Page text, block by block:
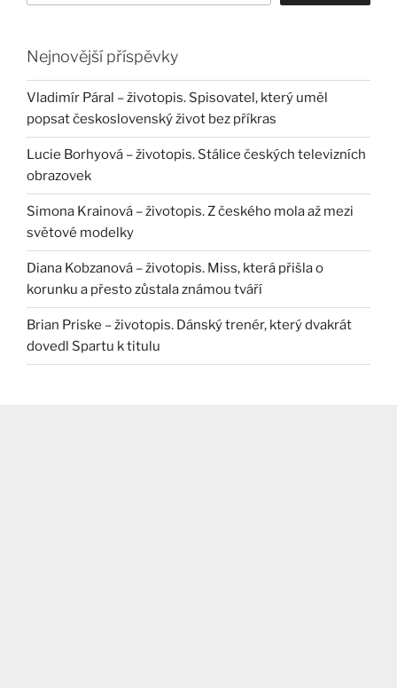
Nejnovější příspěvky
Vladimír Páral – životopis. Spisovatel, který uměl
popsat československý život bez příkras
Lucie Borhyová – životopis. Stálice českých televizních
obrazovek
Simona Krainová – životopis. Z českého mola až mezi
světové modelky
Diana Kobzanová – životopis. Miss, která přišla o
korunku a přesto zůstala známou tváří
Brian Priske – životopis. Dánský trenér, který dvakrát
dovedl Spartu k titulu